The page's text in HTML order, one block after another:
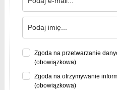
Zgoda na przetwarzanie
(obowiązkowa)
Zgoda na otrzymywanie
(obowiązkowa)